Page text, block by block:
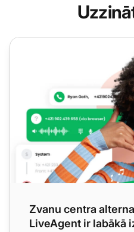
Zvanu centra alternatīvas -
Zvanu centra
LiveAgent ir labākā